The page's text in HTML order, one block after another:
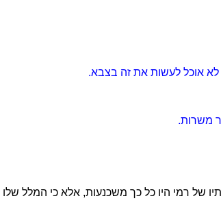
לא אוכל לעשות את זה בצבא.
משרות.
של רמי היו כל כך משכנעות, אלא כי המלל שלו